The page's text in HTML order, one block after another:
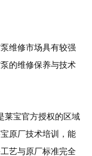
维修市场具有较强
的维修保养与技术
莱宝官方授权的区域
原厂技术培训，能
艺与原厂标准完全